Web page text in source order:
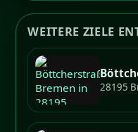
WEITERE ZIELE
28195